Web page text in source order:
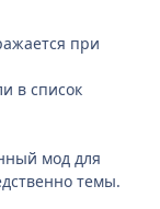
при
в список
мод для
темы.